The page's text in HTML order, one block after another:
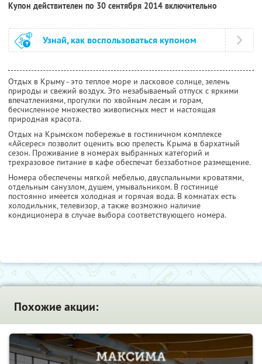
Купон действителен по 30 сентября 2014 включительно
Узнай, как воспользоваться купоном
Отдых в Крыму - это теплое море и ласковое солнце, зелень
природы и свежий воздух. Это незабываемый отпуск с яркими
впечатлениями, прогулки по хвойным лесам и горам,
бесчисленное множество живописных мест и настоящая
природная красота.
Отдых на Крымском побережье в гостиничном комплексе
«Айсерес» позволит оценить всю прелесть Крыма в бархатный
сезон. Проживание в номерах выбранных категорий и
трехразовое питание в кафе обеспечат беззаботное размещение.
Номера обеспечены мягкой мебелью, двуспальными кроватями,
отдельным санузлом, душем, умывальником. В гостинице
постоянно имеется холодная и горячая вода. В комнатах есть
холодильник, телевизор, а также возможно наличие
кондиционера в случае выбора соответствующего номера.
Похожие акции: